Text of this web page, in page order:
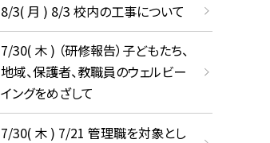
8/3( 月 ) 8/3 校内の工事について
7/30( 木 ) （研修報告）子どもたち、
地域、保護者、教職員のウェルビー
イングをめざして
7/30( 木 ) 7/21 管理職を対象とし